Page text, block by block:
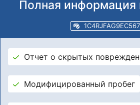
Полная информация
Отчет о скрытых
Модифицированный пробег